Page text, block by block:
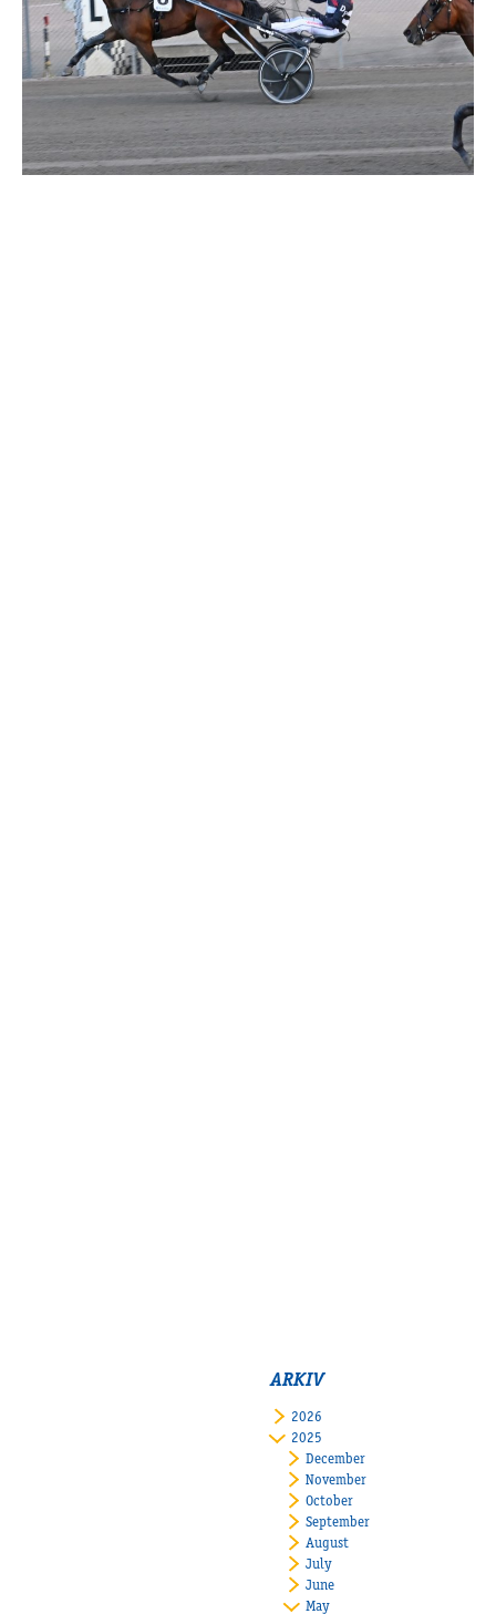
Kontakt
Styrelsen
Åby Trav­sällskap
Intresseföreningar
ARKIV
2026
2025
December
November
October
September
August
July
June
May